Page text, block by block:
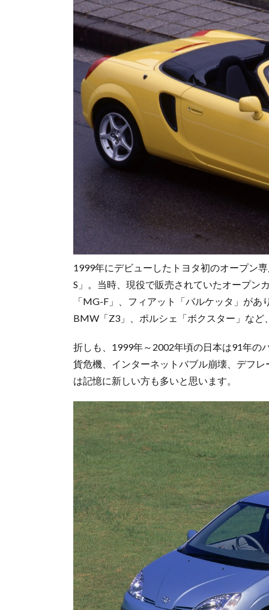
1999年にデビューしたトヨタ初のオープン
S」。当時、現役で販売されていたオープン
「MG-F」、フィアット「バルケッタ」が
BMW「Z3」、ポルシェ「ボクスター」な
折しも、1999年～2002年頃の日本は91年の
貨危機、インターネットバブル崩壊、デフ
は記憶に新しい方も多いと思います。